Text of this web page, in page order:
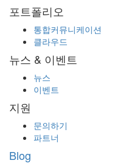
포트폴리오
통합커뮤니케이션
클라우드
뉴스 & 이벤트
뉴스
이벤트
지원
문의하기
파트너
Blog